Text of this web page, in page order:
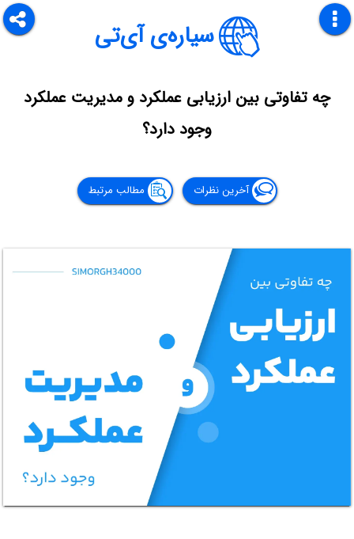
سیاره‌ی آی‌تی
چه تفاوتی بین ارزیابی عملکرد و مدیریت عملکرد
وجود دارد؟
آخرین نظرات مطالب مرتبط